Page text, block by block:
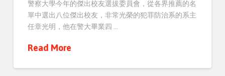
警察大學今年的傑出校友選拔委員會，從各界推薦的名
單中選出八位傑出校友，非常光榮的犯罪防治系的系主
任章光明，他在警大畢業四 …
Read More